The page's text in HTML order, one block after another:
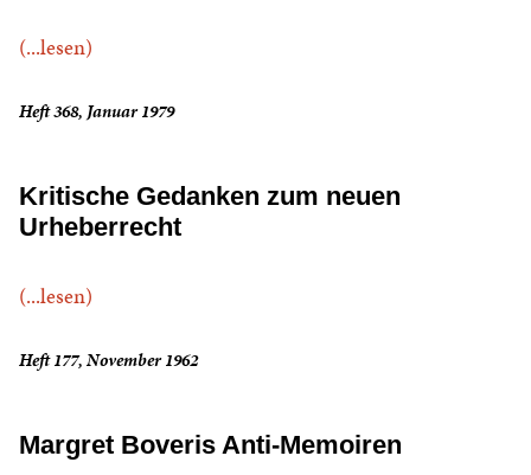
(...lesen)
Heft 368, Januar 1979
Kritische Gedanken zum neuen
Urheberrecht
(...lesen)
Heft 177, November 1962
Margret Boveris Anti-Memoiren